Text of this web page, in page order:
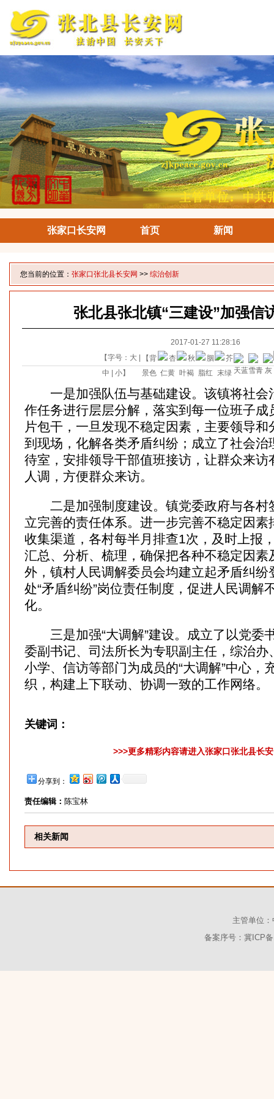
张家口长安网 首页 新闻
您当前的位置： 张家口张北县长安网 >> 综治创新
张北县张北镇“三建设”加强信
2017-01-27 11:28:16
【字号： 大
中
小】
【背
景色
一是加强队伍与基础建设。该镇将社会
作任务进行层层分解，落实到每一位班子成
片包干，一旦发现不稳定因素，主要领导
到现场，化解各类矛盾纠纷；成立了社会治
待室，安排领导干部值班接访，让群众来访
人调，方便群众来访。
二是加强制度建设。镇党委政府与各村
立完善的责任体系。进一步完善不稳定因素
收集渠道，各村每半月排查1次，及时上报
汇总、分析、梳理，确保把各种不稳定因素
外，镇村人民调解委员会均建立起矛盾纠纷
处“矛盾纠纷”岗位责任制度，促进人民调解
化。
三是加强“大调解”建设。成立了以党委
委副书记、司法所长为专职副主任，综治办
小学、信访等部门为成员的“大调解”中心，
织，构建上下联动、协调一致的工作网络。
关键词：
>>>更多精彩内容请进入张家口张北县长
分享到：
责任编辑： 陈宝林
相关新闻
主管单位
备案序号：冀ICP